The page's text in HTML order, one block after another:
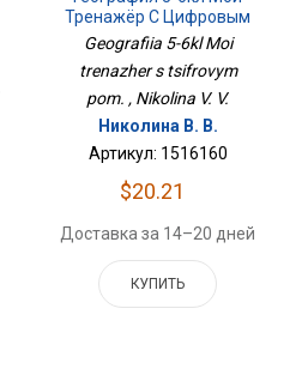
Тренажёр С Цифровым
Пом.
Geografiia 5-6kl Moi
trenazher s tsifrovym
pom. , Nikolina V. V.
Николина В. В.
Артикул: 1516160
$20.21
Доставка за 14–20 дней
КУПИТЬ